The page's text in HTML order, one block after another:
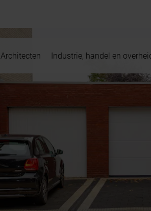
Architecten Industrie, handel en